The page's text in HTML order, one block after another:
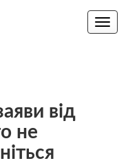
Toggle
від
не